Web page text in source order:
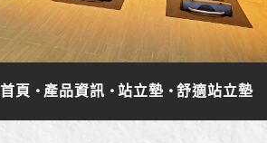
首頁 產品資訊 站立墊 舒適站立墊